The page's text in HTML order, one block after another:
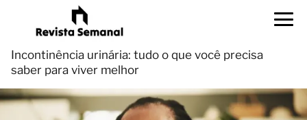
Incontinência urinária: tudo o que você precisa
saber para viver melhor